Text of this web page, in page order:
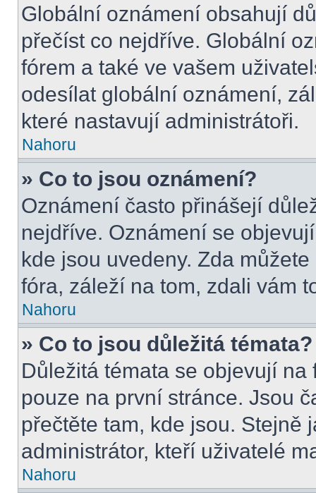
Globální oznámení obsahují
přečíst co nejdříve. Globální
fórem a také ve vašem
odesílat globální oznámení,
které nastavují administrátoři.
Nahoru
» Co to jsou oznámení?
Oznámení často přinášejí
nejdříve. Oznámení se
kde jsou uvedeny. Zda
fóra, záleží na tom, zdali vám
Nahoru
» Co to jsou důležitá témata?
Důležitá témata se objevují
pouze na první stránce. Jsou
přečtěte tam, kde jsou. Stejně
administrátor, kteří uživatelé
Nahoru